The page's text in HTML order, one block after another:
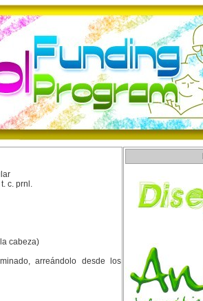
c. prnl.
cabeza)
arreándolo desde los